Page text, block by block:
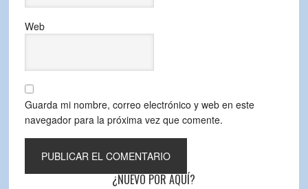
Web
Guarda mi nombre, correo electrónico y web en este
navegador para la próxima vez que comente.
¿NUEVO POR AQUÍ?